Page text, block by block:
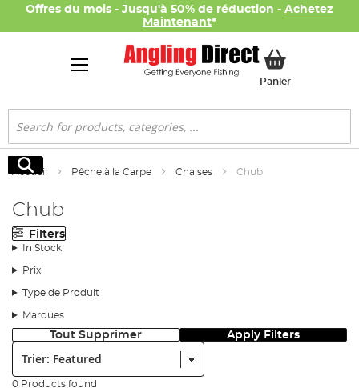
Offres du mois - Jusqu'à 50% de réduction - Achetez
Maintenant*
PanierMon panier
Rechercher
Rechercher
Accueil Pêche à la Carpe Chaises Chub
Chub
Filters
In Stock
Prix
Type de Produit
Marques
Tout Supprimer Apply Filters
0 Products found